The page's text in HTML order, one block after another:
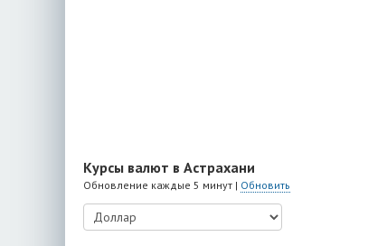
Курсы валют в Астрахани
Обновление каждые 5 минут | Обновить